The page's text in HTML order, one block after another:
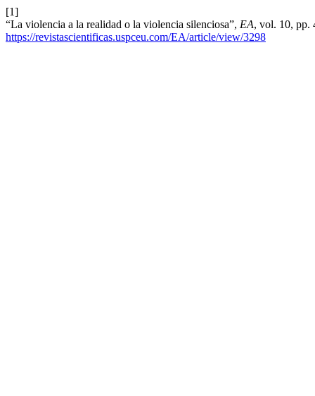
[1]
“La violencia a la realidad o la violencia silenciosa”, EA, vol. 10, pp.
https://revistascientificas.uspceu.com/EA/article/view/3298